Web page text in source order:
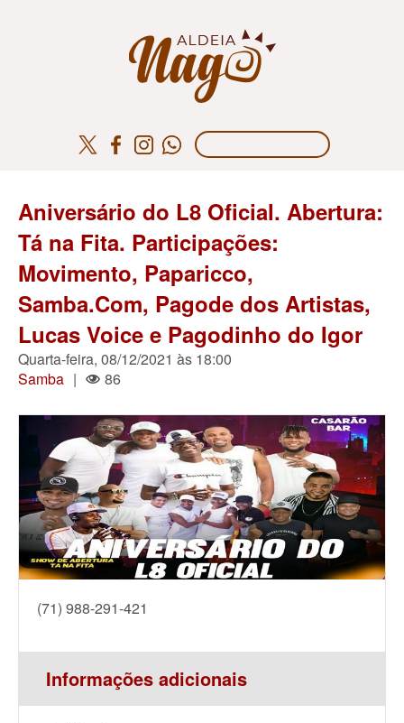
Aniversário do L8 Oficial. Abertura:
Tá na Fita. Participações:
Movimento, Paparicco,
Samba.Com, Pagode dos Artistas,
Lucas Voice e Pagodinho do Igor
Quarta-feira, 08/12/2021 às 18:00
Samba | 86
(71) 988-291-421
Informações adicionais